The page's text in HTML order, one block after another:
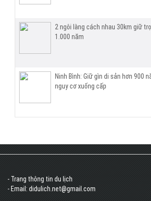
2 ngôi làng cách nhau 30km giữ
1.000 năm
Ninh Bình: Giữ gìn di sản hơn 900
nguy cơ xuống cấp
- Trang thông tin du lịch
- Email: didulich.net@gmail.com